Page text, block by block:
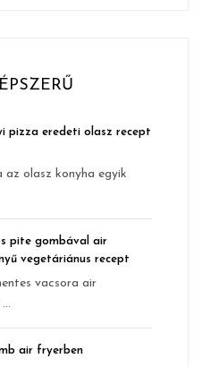
pizza eredeti olasz recept
az olasz konyha egyik
pite gombával air
vegetáriánus recept
vacsora air
air fryerben